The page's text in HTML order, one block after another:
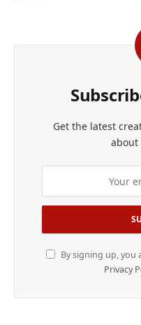
Get the latest
about
By signing up,
Privacy